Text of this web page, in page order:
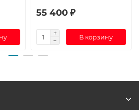
55 400 ₽
В корзину